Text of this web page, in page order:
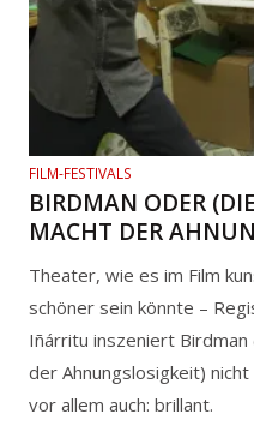
FILM-FESTIVALS
BIRDMAN ODER
MACHT DER
Theater, wie es im Film
schöner sein könnte –
Iñárritu inszeniert
der Ahnungslosigkeit)
vor allem auch: brillant.